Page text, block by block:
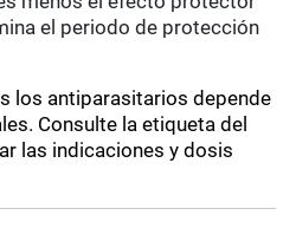
el periodo de protección
los antiparasitarios depende
Consulte la etiqueta del
las indicaciones y dosis